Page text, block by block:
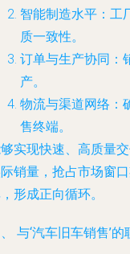
智能制造水平 ：
质一致性。
订单与生产协同
产。
物流与渠道网络
售终端。
实现快速、高质量
销量，抢占市场窗
形成正向循环。
与‘汽车旧车销售’